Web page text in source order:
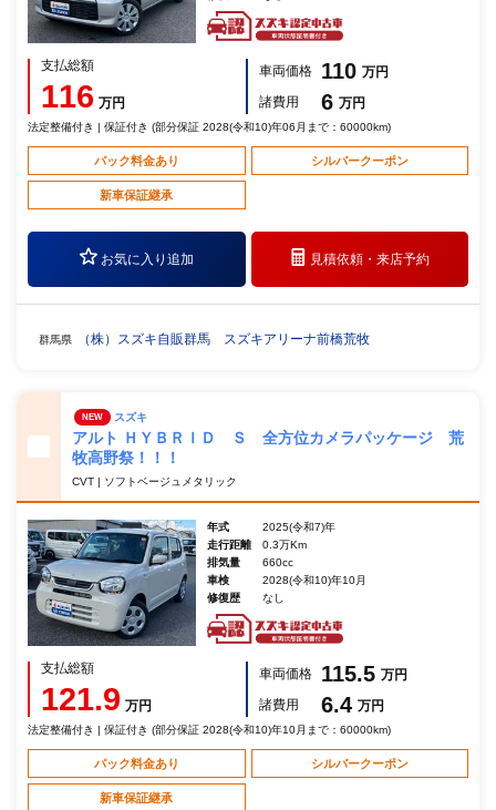
支払総額
116 万円
車両価格 110 万円
諸費用
6 万円
法定整備付き | 保証付き (部分保証 2028(令和10)年06月まで：60000km)
パック料金あり シルバークーポン
新車保証継承
お気に入り追加 見積依頼・来店予約
群馬県 （株）スズキ自販群馬 スズキアリーナ前橋荒牧
NEW スズキ
アルト ＨＹＢＲＩＤ Ｓ 全方位カメラパッケージ 荒
牧高野祭！！！
CVT | ソフトベージュメタリック
年式
2025(令和7)年
走行距離
0.3万Km
排気量
660cc
車検
2028(令和10)年10月
修復歴
なし
支払総額
121.9 万円
車両価格 115.5 万円
諸費用
6.4 万円
法定整備付き | 保証付き (部分保証 2028(令和10)年10月まで：60000km)
パック料金あり シルバークーポン
新車保証継承